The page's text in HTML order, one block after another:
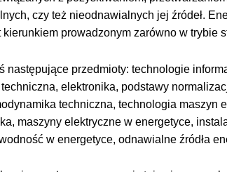
czy też nieodnawialnych jej źródeł.
prowadzonym zarówno w trybie
następujące przedmioty: technologie
elektronika, podstawy
techniczna, technologia maszyn
maszyny elektryczne w energetyce,
w energetyce, odnawialne źródła